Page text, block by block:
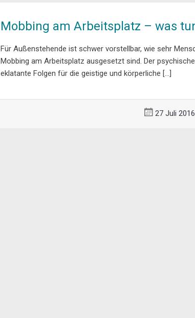
Mobbing am Arbeitsplatz – was
Für Außenstehende ist schwer vorstellbar, wie sehr
Mobbing am Arbeitsplatz ausgesetzt sind. Der
eklatante Folgen für die geistige und körperliche […]
27 Juli 2016